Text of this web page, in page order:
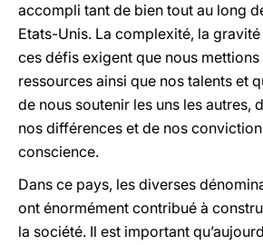
accompli tant de bien tout au long
Etats-Unis. La complexité, la gravité
ces défis exigent que nous
ressources ainsi que nos talents et
de nous soutenir les uns les autres,
nos différences et de nos
conscience.
Dans ce pays, les diverses
ont énormément contribué à
la société. Il est important